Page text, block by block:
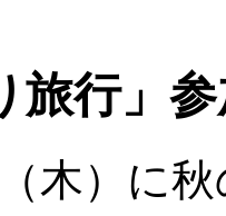
旅行」
木）に